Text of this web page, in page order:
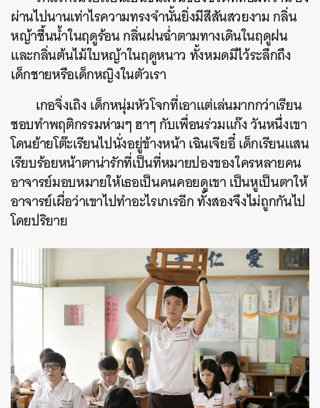
ผ่านไปนานเท่าไรความทรงจำนั้นยิ่งมีสีสันสวยงาม กลิ่น
หญ้าชื้นน้ำในฤดูร้อน กลิ่นฝนฉ่ำตามทางเดินในฤดูฝน
และกลิ่นต้นไม้ใบหญ้าในฤดูหนาว ทั้งหมดมีไว้ระลึกถึง
เด็กชายหรือเด็กหญิงในตัวเรา
เกอจิ่งเถิง เด็กหนุ่มหัวโจกที่เอาแต่เล่นมากกว่าเรียน
ชอบทำพฤติกรรมห่ามๆ ฮาๆ กับเพื่อนร่วมแก๊ง วันหนึ่งเขา
โดนย้ายโต๊ะเรียนไปนั่งอยู่ข้างหน้า เฉินเจียอี๋ เด็กเรียนแสน
เรียบร้อยหน้าตาน่ารักที่เป็นที่หมายปองของใครหลายคน
อาจารย์มอบหมายให้เธอเป็นคนคอยดูเขา เป็นหูเป็นตาให้
อาจารย์เผื่อว่าเขาไปทำอะไรเกเรอีก ทั้งสองจึงไม่ถูกกันไป
โดยปริยาย